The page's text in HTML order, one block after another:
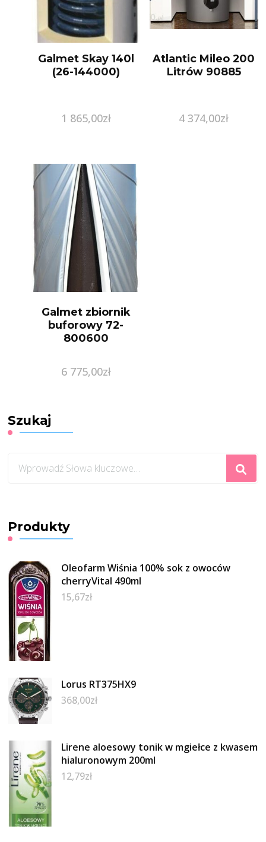
Galmet Skay 140l
(26-144000)
1 865,00zł
Atlantic Mileo 200
Litrów 90885
4 374,00zł
Galmet zbiornik
buforowy 72-
800600
6 775,00zł
Szukaj
czegoś?
Produkty
Oleofarm Wiśnia 100% sok z owoców
cherryVital 490ml
15,67zł
Lorus RT375HX9
368,00zł
Lirene aloesowy tonik w mgiełce z kwasem
hialuronowym 200ml
12,79zł